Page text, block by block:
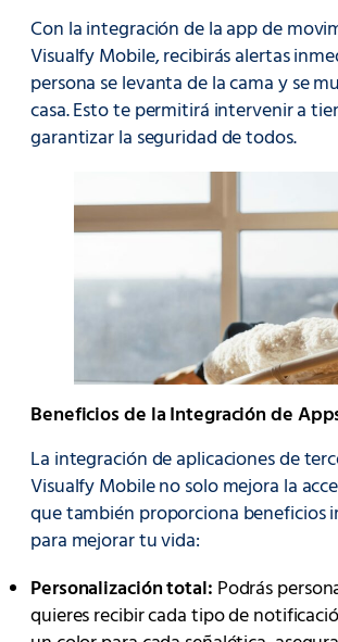
Con la integración de la app de
Visualfy Mobile, recibirás alertas
persona se levanta de la cama y se
casa. Esto te permitirá intervenir a
garantizar la seguridad de todos.
Beneficios de la Integración de
La integración de aplicaciones de
Visualfy Mobile no solo mejora la
que también proporciona beneficios
para mejorar tu vida:
Personalización total: Podrás
quieres recibir cada tipo de